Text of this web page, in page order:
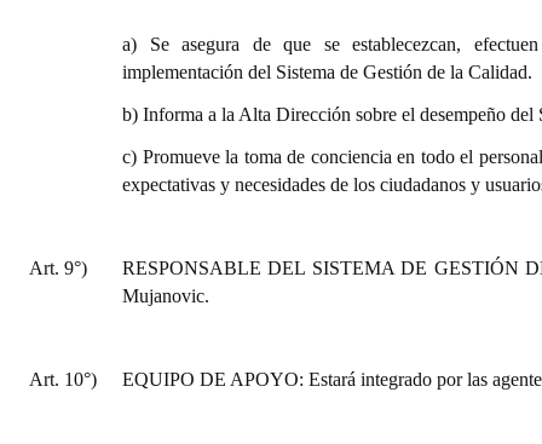
a) Se asegura de que se establecezcan,
implementación del Sistema de Gestión de la Calidad.
b) Informa a la Alta Dirección sobre el desempeño
c) Promueve la toma de conciencia en todo el
expectativas y necesidades de los ciudadanos y
Art. 9°)
RESPONSABLE DEL SISTEMA DE GESTIÓN
Mujanovic.
Art. 10°) EQUIPO DE APOYO: Estará integrado por las